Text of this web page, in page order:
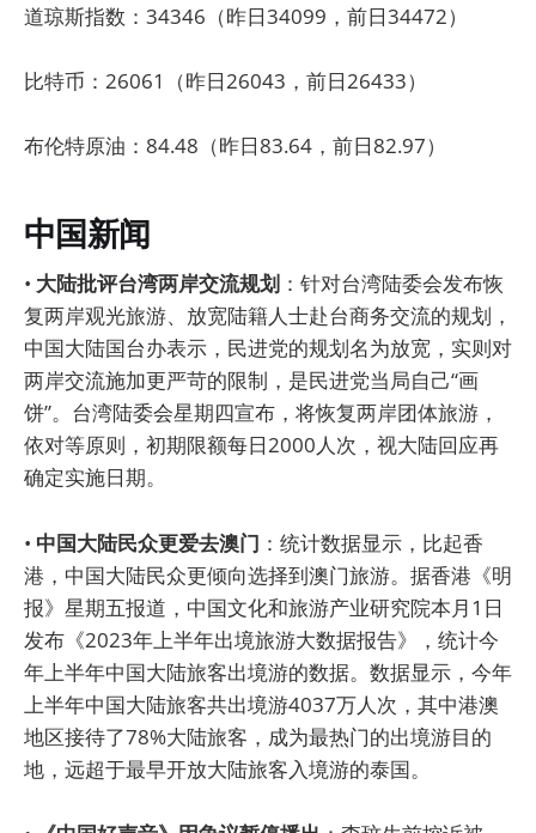
道琼斯指数：34346（昨日34099，前日34472）
比特币：26061（昨日26043，前日26433）
布伦特原油：84.48（昨日83.64，前日82.97）
中国新闻
• 大陆批评台湾两岸交流规划 ：针对台湾陆委会发布恢
复两岸观光旅游、放宽陆籍人士赴台商务交流的规划，
中国大陆国台办表示，民进党的规划名为放宽，实则对
两岸交流施加更严苛的限制，是民进党当局自己“画
饼”。台湾陆委会星期四宣布，将恢复两岸团体旅游，
依对等原则，初期限额每日2000人次，视大陆回应再
确定实施日期。
• 中国大陆民众更爱去澳门 ：统计数据显示，比起香
港，中国大陆民众更倾向选择到澳门旅游。据香港《明
报》星期五报道，中国文化和旅游产业研究院本月1日
发布《2023年上半年出境旅游大数据报告》，统计今
年上半年中国大陆旅客出境游的数据。数据显示，今年
上半年中国大陆旅客共出境游4037万人次，其中港澳
地区接待了78%大陆旅客，成为最热门的出境游目的
地，远超于最早开放大陆旅客入境游的泰国。